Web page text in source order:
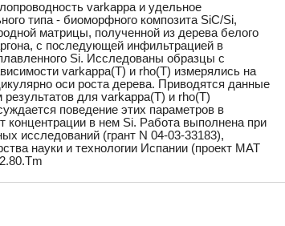
varkappa и удельное
типа - биоморфного композита SiC/Si,
матрицы, полученной из дерева белого
с последующей инфильтрацией в
Si. Исследованы образцы с
varkappa(T) и rho(T) измерялись на
оси роста дерева. Приводятся данные
для varkappa(T) и rho(T)
поведение этих параметров в
концентрации в нем Si. Работа выполнена при
исследований (грант N 04-03-33183),
науки и технологии Испании (проект МАТ